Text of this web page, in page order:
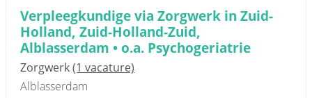
Verpleegkundige via Zorgwerk in Zuid-
Holland, Zuid-Holland-Zuid,
Alblasserdam • o.a. Psychogeriatrie
Zorgwerk(1 vacature)
Alblasserdam